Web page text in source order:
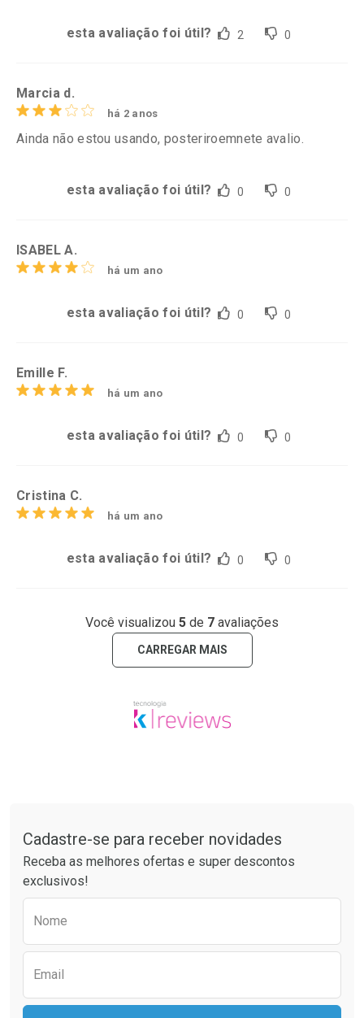
esta avaliação foi útil? 2 0
Marcia d.
há 2 anos
Ainda não estou usando, posteriroemnete avalio.
esta avaliação foi útil? 0 0
ISABEL A.
há um ano
esta avaliação foi útil? 0 0
Emille F.
há um ano
esta avaliação foi útil? 0 0
Cristina C.
há um ano
esta avaliação foi útil? 0 0
Você visualizou 5 de 7 avaliações
CARREGAR MAIS
Cadastre-se para receber novidades
Receba as melhores ofertas e super descontos
exclusivos!
Nome
Email